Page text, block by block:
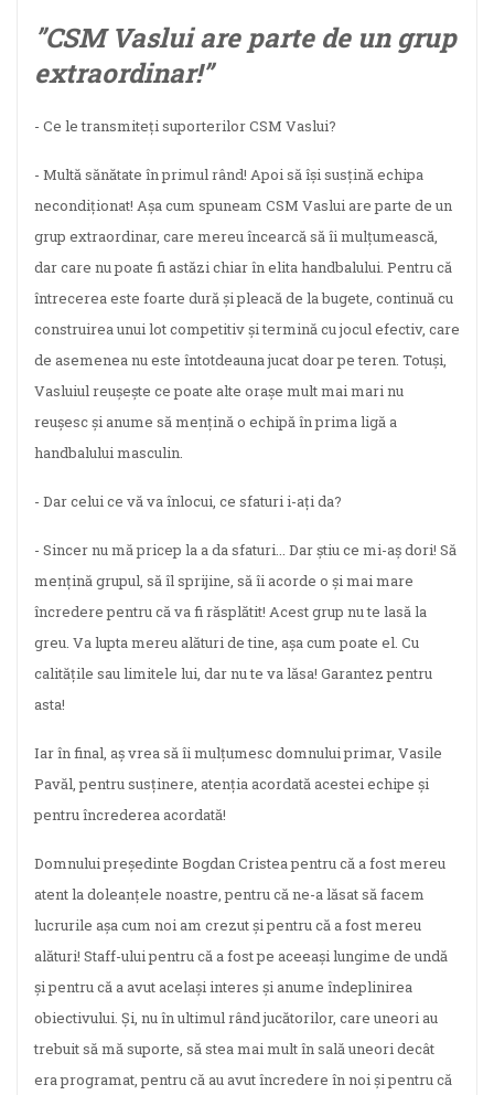
”CSM Vaslui are parte de un grup
extraordinar!”
- Ce le transmiteți suporterilor CSM Vaslui?
- Multă sănătate în primul rând! Apoi să își susțină echipa
necondiționat! Așa cum spuneam CSM Vaslui are parte de un
grup extraordinar, care mereu încearcă să îi mulțumească,
dar care nu poate fi astăzi chiar în elita handbalului. Pentru că
întrecerea este foarte dură și pleacă de la bugete, continuă cu
construirea unui lot competitiv și termină cu jocul efectiv, care
de asemenea nu este întotdeauna jucat doar pe teren. Totuși,
Vasluiul reușește ce poate alte orașe mult mai mari nu
reușesc și anume să mențină o echipă în prima ligă a
handbalului masculin.
- Dar celui ce vă va înlocui, ce sfaturi i-ați da?
- Sincer nu mă pricep la a da sfaturi... Dar știu ce mi-aș dori! Să
mențină grupul, să îl sprijine, să îi acorde o și mai mare
încredere pentru că va fi răsplătit! Acest grup nu te lasă la
greu. Va lupta mereu alături de tine, așa cum poate el. Cu
calitățile sau limitele lui, dar nu te va lăsa! Garantez pentru
asta!
Iar în final, aș vrea să îi mulțumesc domnului primar, Vasile
Pavăl, pentru susținere, atenția acordată acestei echipe și
pentru încrederea acordată!
Domnului președinte Bogdan Cristea pentru că a fost mereu
atent la doleanțele noastre, pentru că ne-a lăsat să facem
lucrurile așa cum noi am crezut și pentru că a fost mereu
alături! Staff-ului pentru că a fost pe aceeași lungime de undă
și pentru că a avut același interes și anume îndeplinirea
obiectivului. Și, nu în ultimul rând jucătorilor, care uneori au
trebuit să mă suporte, să stea mai mult în sală uneori decât
era programat, pentru că au avut încredere în noi și pentru că